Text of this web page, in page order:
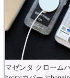
マゼンタ クローム